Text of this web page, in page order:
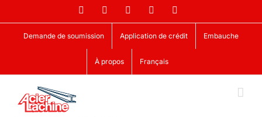
to
content
FacebookLinkedIn YouTube
Demande de soumission Application de crédit Embauche
À propos Français